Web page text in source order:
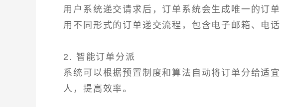
用户系统递交请求后，订单系统会生成唯一的订
用不同形式的订单递交流程，包含电子邮箱、电话
2. 智能订单分派
系统可以根据预置制度和算法自动将订单分给适
人，提高效率。